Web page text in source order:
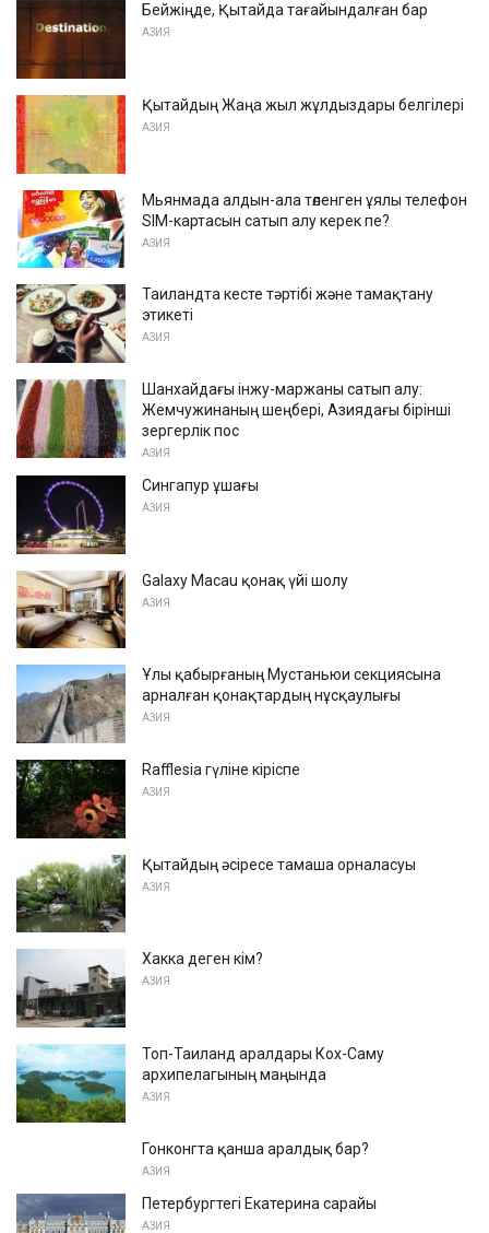
Бейжіңде, Қытайда тағайындалған бар
АЗИЯ
Қытайдың Жаңа жыл жұлдыздары белгілері
АЗИЯ
Мьянмада алдын-ала төленген ұялы телефон
SIM-картасын сатып алу керек пе?
АЗИЯ
Таиландта кесте тәртібі және тамақтану
этикеті
АЗИЯ
Шанхайдағы інжу-маржаны сатып алу:
Жемчужинаның шеңбері, Азиядағы бірінші
зергерлік пос
АЗИЯ
Сингапур ұшағы
АЗИЯ
Galaxy Macau қонақ үйі шолу
АЗИЯ
Ұлы қабырғаның Мустаньюи секциясына
арналған қонақтардың нұсқаулығы
АЗИЯ
Rafflesia гүліне кіріспе
АЗИЯ
Қытайдың әсіресе тамаша орналасуы
АЗИЯ
Хакка деген кім?
АЗИЯ
Топ-Таиланд аралдары Кох-Саму
архипелагының маңында
АЗИЯ
Гонконгта қанша аралдық бар?
АЗИЯ
Петербургтегі Екатерина сарайы
АЗИЯ